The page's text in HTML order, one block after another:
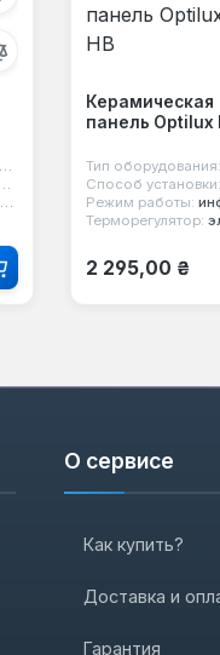
Керамическая
панель Optilux
Тип оборудования:
Способ установки:
Режим работы:
Терморегулятор:
Обычная
2 295,00 ₴
О сервисе
Как купить?
Доставка и
Гарантия